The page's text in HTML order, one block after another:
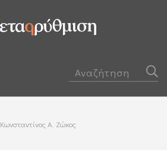
Κωνσταντίνος Α. Ζώκος